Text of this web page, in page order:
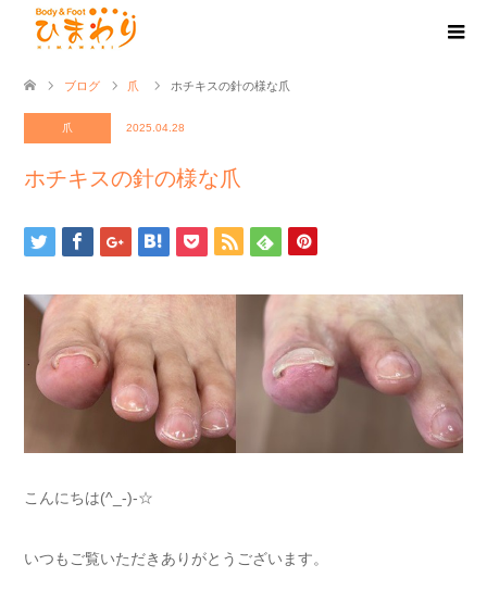
ブログ 爪 ホチキスの針の様な爪
爪 2025.04.28
ホチキスの針の様な爪
こんにちは(^_-)-☆
いつもご覧いただきありがとうございます。